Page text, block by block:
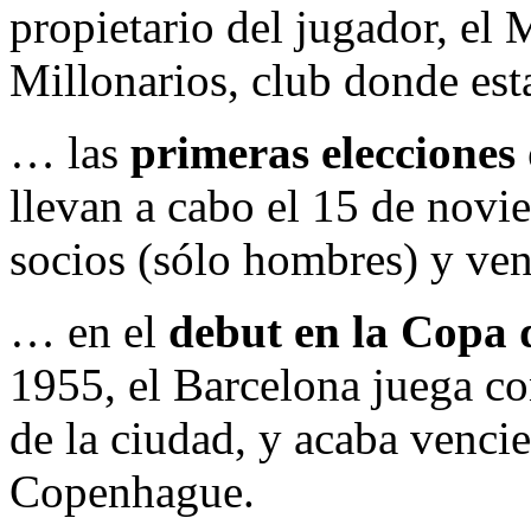
propietario del jugador, el
Millonarios, club donde
… las primeras
llevan a cabo el 15 de
socios (sólo hombres) y
… en el debut en la Copa
1955, el Barcelona juega
de la ciudad, y acaba
Copenhague.